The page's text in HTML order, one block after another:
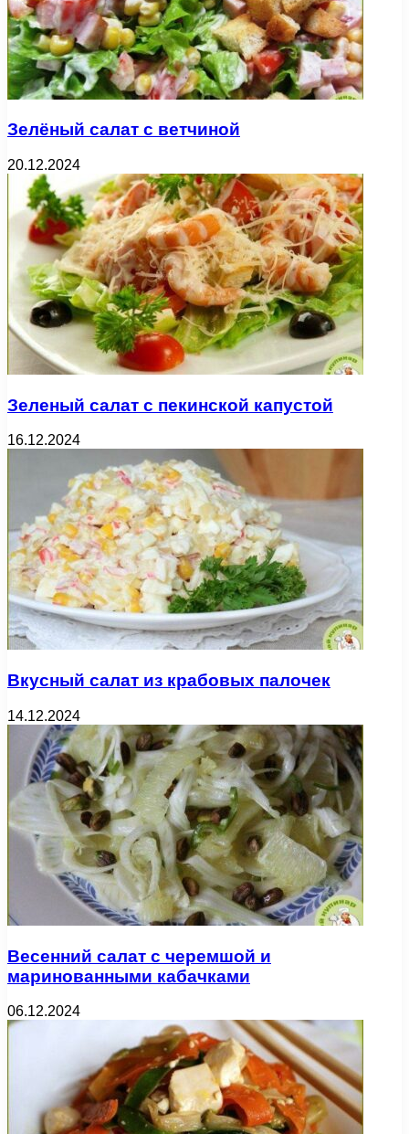
Зелёный салат с ветчиной
20.12.2024
Зеленый салат с пекинской капустой
16.12.2024
Вкусный салат из крабовых палочек
14.12.2024
Весенний салат с черемшой и
маринованными кабачками
06.12.2024